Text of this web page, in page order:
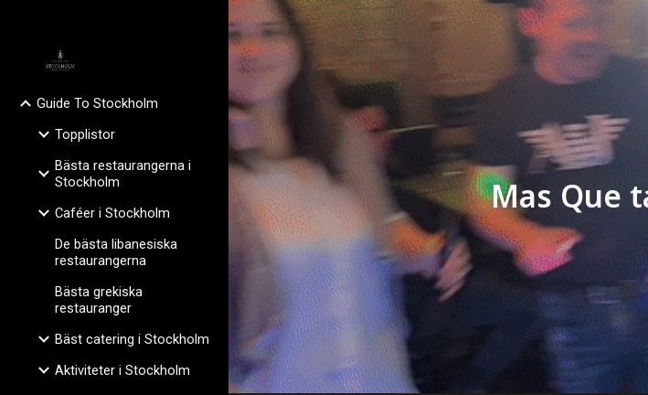
Skip to main content
Guide To Stockholm
Topplistor
Bästa restaurangerna i
Stockholm
Caféer i Stockholm
De bästa libanesiska
restaurangerna
Bästa grekiska
restauranger
Bäst catering i Stockholm
Aktiviteter i Stockholm
Mas Que